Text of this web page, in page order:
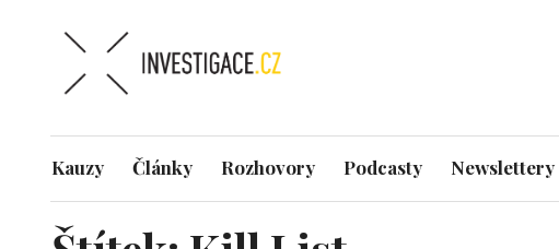
Kauzy Články Rozhovory Podcasty Newslettery